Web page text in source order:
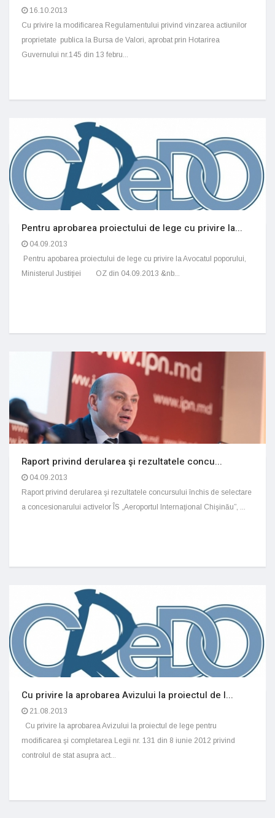
16.10.2013
Cu privire la modificarea Regulamentului privind vinzarea actiunilor
proprietate publica la Bursa de Valori, aprobat prin Hotarirea
Guvernului nr.145 din 13 febru...
Pentru aprobarea proiectului de lege cu privire la...
04.09.2013
Pentru apobarea proiectului de lege cu privire la Avocatul poporului,
Ministerul Justiţiei OZ din 04.09.2013 &nb...
Raport privind derularea şi rezultatele concu...
04.09.2013
Raport privind derularea şi rezultatele concursului închis de selectare
a concesionarului activelor ÎS „Aeroportul Internaţional Chişinău”, ...
Cu privire la aprobarea Avizului la proiectul de l...
21.08.2013
Cu privire la aprobarea Avizului la proiectul de lege pentru
modificarea şi completarea Legii nr. 131 din 8 iunie 2012 privind
controlul de stat asupra act...